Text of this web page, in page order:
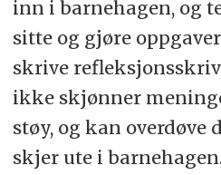
inn i barnehagen, og
sitte og gjøre
skrive
ikke skjønner
støy, og kan overdøve
skjer ute i